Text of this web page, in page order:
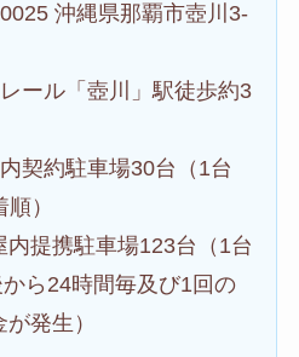
沖縄県那覇市壺川3-
ール「壺川」駅徒歩約3
契約駐車場30台（1台
）
車場123台（1台
ら24時間毎及び1回の
発生）